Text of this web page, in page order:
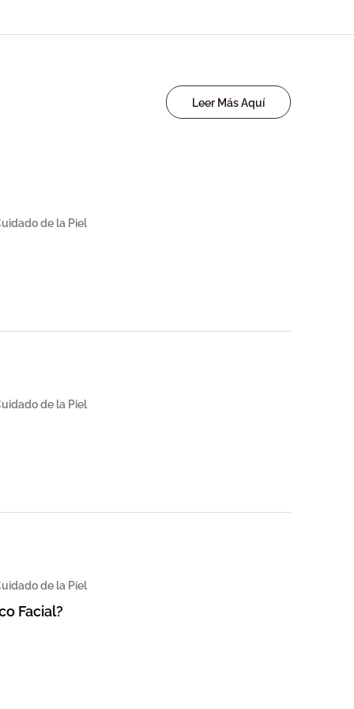
Leer Más Aquí
de la Piel
de la Piel
de la Piel
Facial?